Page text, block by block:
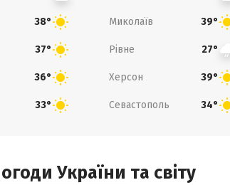
38° Миколаїв 39°
37° Рівне 27°
36° Херсон 39°
33° Севастополь 34°
України та світу